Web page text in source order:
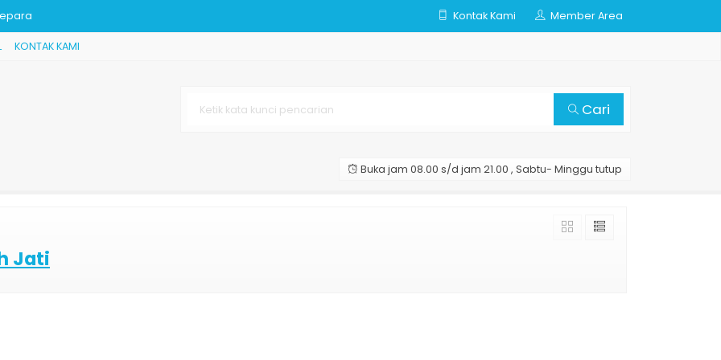
Seller
Kontak Kami Member Area
KONTAK KAMI
Cari
Buka jam 08.00 s/d jam 21.00 , Sabtu- Minggu tutup
Jati